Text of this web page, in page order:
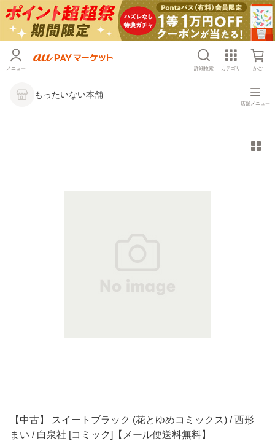
メニュー 詳細検索 カテゴリ かご
もったいない本舗
店舗メニュー
【中古】 スイートブラック (花とゆめコミックス) / 西形
まい / 白泉社 [コミック]【メール便送料無料】